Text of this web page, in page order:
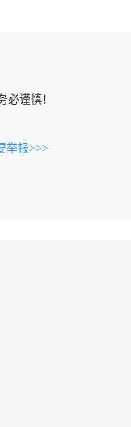
必谨慎！
举报>>>